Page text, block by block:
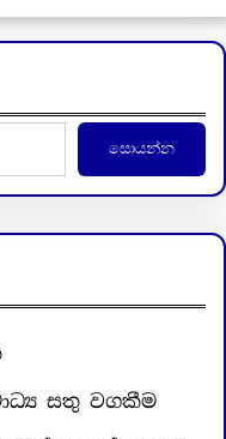
සොයන්න
සතු වගකීම